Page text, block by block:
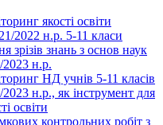
якості освіти
2022 н.р. 5-11 класи
зрізів знань з основ наук
2023 н.р.
НД учнів 5-11 класів
2023 н.р., як інструмент для
освіти
контрольних робіт з